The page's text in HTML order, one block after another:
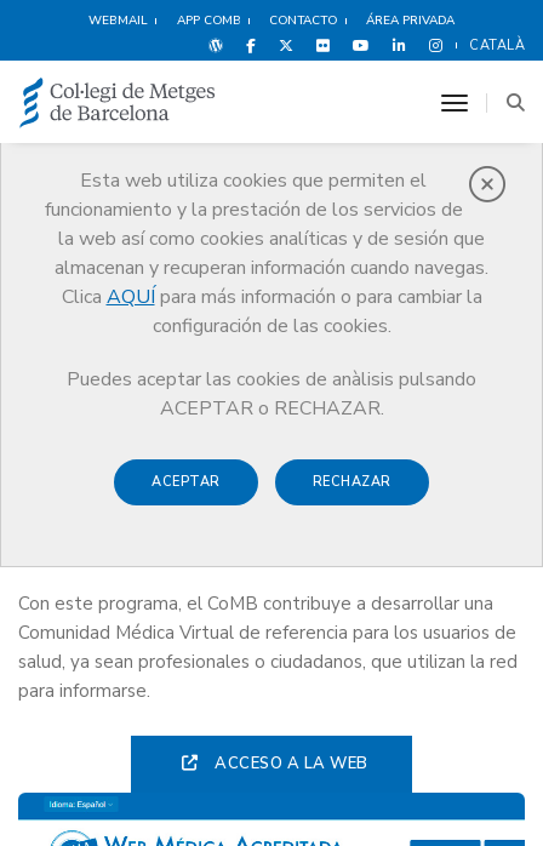
WEBMAIL APP COMB CONTACTO ÁREA PRIVADA
CATALÀ
Esta web utiliza cookies que permiten el
funcionamiento y la prestación de los servicios de
la web así como cookies analíticas y de sesión que
almacenan y recuperan información cuando navegas.
Clica AQUÍ para más información o para cambiar la
configuración de las cookies.
Puedes aceptar las cookies de anàlisis pulsando
ACEPTAR o RECHAZAR.
ACEPTAR RECHAZAR
toggle
Web Médica
Acreditada
Servicios Ejercicio Web Médica Acreditada
que concede un sello de calidad que identifica a aquellas
webs que cumplen en sus contenidos unosrequisitos de
Con este programa, el CoMB contribuye a desarrollar una
Comunidad Médica Virtual de referencia para los usuarios de
salud, ya sean profesionales o ciudadanos, que utilizan la red
para informarse.
ACCESO A LA WEB